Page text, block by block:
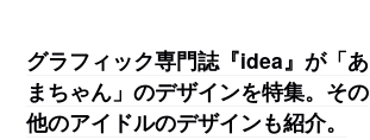
グラフィック専門誌『idea』が「あ
まちゃん」のデザインを特集。その
他のアイドルのデザインも紹介。